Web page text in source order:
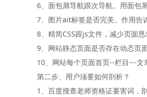
6、面包屑导航跟次导航。用面包
7、图片ait标签是否完美。作用告
8、精简CSS跟js文件，减少页面
9、网站静态页面是否存在动态页
10、网站每个页面首页--栏目---文
第二步、用户须要如何剖析？
1、百度搜查老师资格证要害词，